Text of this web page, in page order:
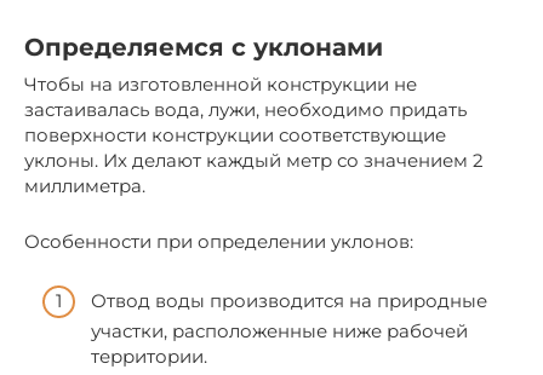
Определяемся с уклонами
Чтобы на изготовленной конструкции не
застаивалась вода, лужи, необходимо придать
поверхности конструкции соответствующие
уклоны. Их делают каждый метр со значением 2
миллиметра.
Особенности при определении уклонов:
Отвод воды производится на природные
участки, расположенные ниже рабочей
территории.